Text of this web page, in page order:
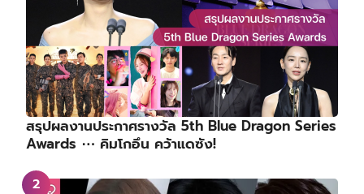
สรุปผลงานประกาศรางวัล 5th Blue Dragon Series
Awards ⋯ คิมโกอึน คว้าแดซัง!